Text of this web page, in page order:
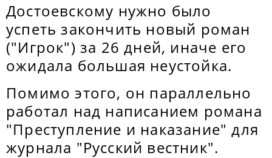
Достоевскому нужно было
успеть закончить новый роман
("Игрок") за 26 дней, иначе его
ожидала большая неустойка.
Помимо этого, он параллельно
работал над написанием романа
"Преступление и наказание" для
журнала "Русский вестник".